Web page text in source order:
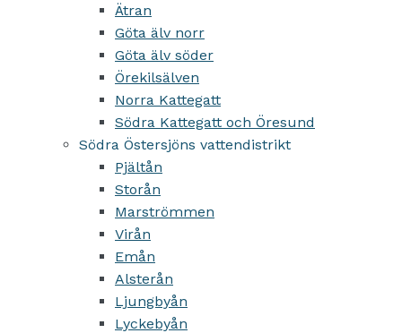
Ätran
Göta älv norr
Göta älv söder
Örekilsälven
Norra Kattegatt
Södra Kattegatt och Öresund
Södra Östersjöns vattendistrikt
Pjältån
Storån
Marströmmen
Virån
Emån
Alsterån
Ljungbyån
Lyckebyån